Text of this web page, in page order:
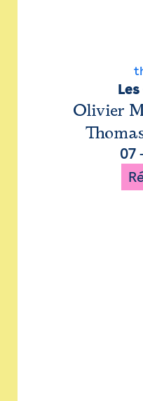
Olivier
07